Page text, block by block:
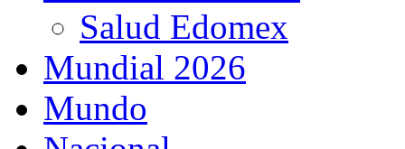
Salud Edomex
Mundial 2026
Mundo